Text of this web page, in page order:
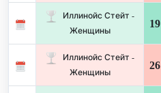
Иллинойс Стейт -
Женщины
19
Иллинойс Стейт -
Женщины
26